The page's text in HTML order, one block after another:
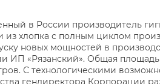
в России производитель
хлопка с полным циклом
новых мощностей в
ИП «Рязанский». Общая площадь
С технологическими
гендиректора Корпорации